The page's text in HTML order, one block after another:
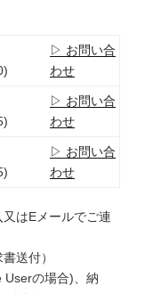
▷ お問い合
わせ
▷ お問い合
わせ
▷ お問い合
わせ
はEメールでご連
送付）
Userの場合)、納